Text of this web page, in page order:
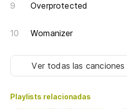
Overprotected
Womanizer
Ver todas las canciones
Playlists relacionadas